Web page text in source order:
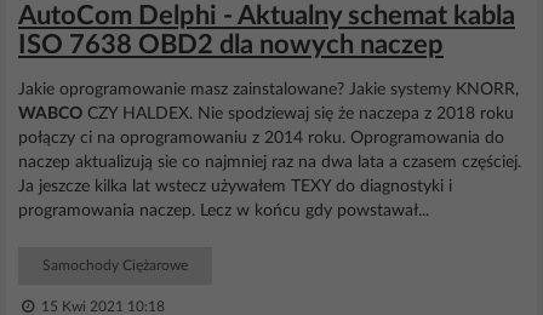
AutoCom Delphi - Aktualny schemat kabla
ISO 7638 OBD2 dla nowych naczep
Jakie oprogramowanie masz zainstalowane? Jakie systemy KNORR,
WABCO CZY HALDEX. Nie spodziewaj się że naczepa z 2018 roku
połączy ci na oprogramowaniu z 2014 roku. Oprogramowania do
naczep aktualizują sie co najmniej raz na dwa lata a czasem częściej.
Ja jeszcze kilka lat wstecz używałem TEXY do diagnostyki i
programowania naczep. Lecz w końcu gdy powstawał...
Samochody Ciężarowe
15 Kwi 2021 10:18